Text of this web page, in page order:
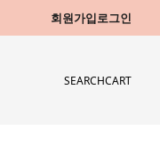
회원가입로그인
SEARCHCART